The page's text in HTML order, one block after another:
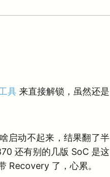
具来直接解锁，虽然还是
启动不起来，结果翻了半
还有别的几版 SoC 是这
Recovery 了，心累。